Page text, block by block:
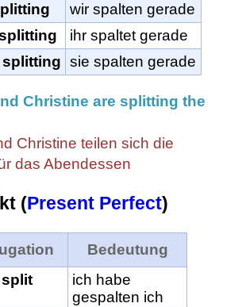
wir spalten gerade
ihr spaltet gerade
splitting sie spalten gerade
Christine are splitting the
Christine teilen sich die
das Abendessen
(Present Perfect)
Bedeutung
split
ich habe
gespalten ich